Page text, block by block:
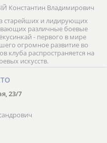
Константин Владимирович
старейших и лидирующих
различные боевые
- первого в мире
огромное развитие во
клуба распространяется на
искусств.
23/7